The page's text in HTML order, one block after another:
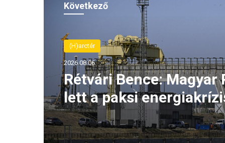
Következő
(H)arctér
2026.08.06.
Rétvári Bence: Magyar
lett a paksi
legnagyobb
(VIDEÓ)